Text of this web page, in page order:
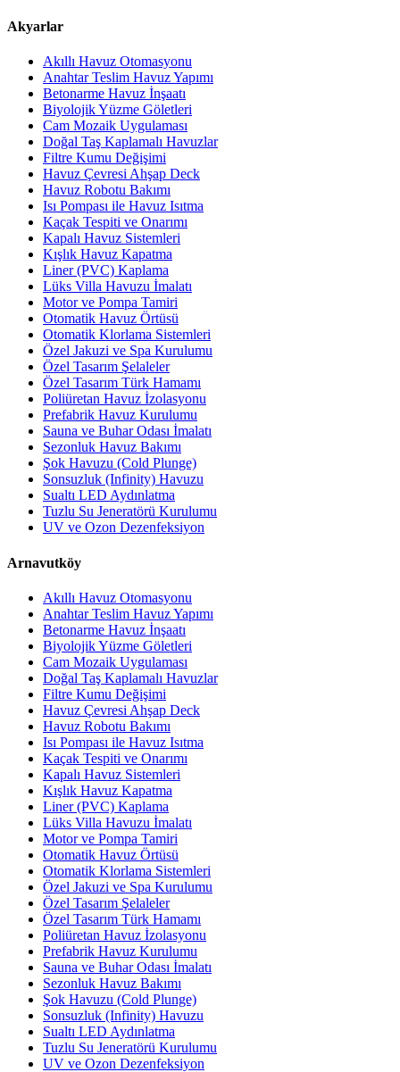
Akyarlar
Akıllı Havuz Otomasyonu
Anahtar Teslim Havuz Yapımı
Betonarme Havuz İnşaatı
Biyolojik Yüzme Göletleri
Cam Mozaik Uygulaması
Doğal Taş Kaplamalı Havuzlar
Filtre Kumu Değişimi
Havuz Çevresi Ahşap Deck
Havuz Robotu Bakımı
Isı Pompası ile Havuz Isıtma
Kaçak Tespiti ve Onarımı
Kapalı Havuz Sistemleri
Kışlık Havuz Kapatma
Liner (PVC) Kaplama
Lüks Villa Havuzu İmalatı
Motor ve Pompa Tamiri
Otomatik Havuz Örtüsü
Otomatik Klorlama Sistemleri
Özel Jakuzi ve Spa Kurulumu
Özel Tasarım Şelaleler
Özel Tasarım Türk Hamamı
Poliüretan Havuz İzolasyonu
Prefabrik Havuz Kurulumu
Sauna ve Buhar Odası İmalatı
Sezonluk Havuz Bakımı
Şok Havuzu (Cold Plunge)
Sonsuzluk (Infinity) Havuzu
Sualtı LED Aydınlatma
Tuzlu Su Jeneratörü Kurulumu
UV ve Ozon Dezenfeksiyon
Arnavutköy
Akıllı Havuz Otomasyonu
Anahtar Teslim Havuz Yapımı
Betonarme Havuz İnşaatı
Biyolojik Yüzme Göletleri
Cam Mozaik Uygulaması
Doğal Taş Kaplamalı Havuzlar
Filtre Kumu Değişimi
Havuz Çevresi Ahşap Deck
Havuz Robotu Bakımı
Isı Pompası ile Havuz Isıtma
Kaçak Tespiti ve Onarımı
Kapalı Havuz Sistemleri
Kışlık Havuz Kapatma
Liner (PVC) Kaplama
Lüks Villa Havuzu İmalatı
Motor ve Pompa Tamiri
Otomatik Havuz Örtüsü
Otomatik Klorlama Sistemleri
Özel Jakuzi ve Spa Kurulumu
Özel Tasarım Şelaleler
Özel Tasarım Türk Hamamı
Poliüretan Havuz İzolasyonu
Prefabrik Havuz Kurulumu
Sauna ve Buhar Odası İmalatı
Sezonluk Havuz Bakımı
Şok Havuzu (Cold Plunge)
Sonsuzluk (Infinity) Havuzu
Sualtı LED Aydınlatma
Tuzlu Su Jeneratörü Kurulumu
UV ve Ozon Dezenfeksiyon